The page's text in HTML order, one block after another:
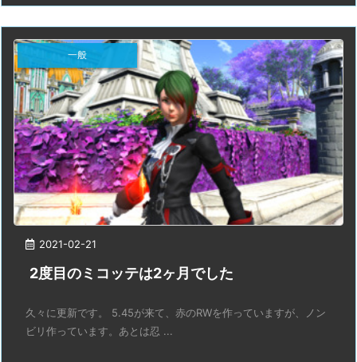
2021-02-21
一般
2度目のミコッテは2ヶ月でした
久々に更新です。 5.45が来て、赤のRWを作っていますが、ノン
ビリ作っています。あとは忍 ...